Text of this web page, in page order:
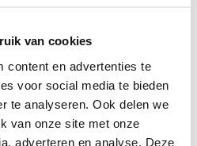
van cookies
content en advertenties te
voor social media te bieden
te analyseren. Ook delen we
van onze site met onze
adverteren en analyse. Deze